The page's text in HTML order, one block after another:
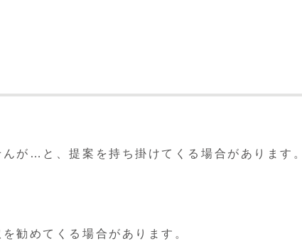
が…と、提案を持ち掛けてくる場合があります。
勧めてくる場合があります。